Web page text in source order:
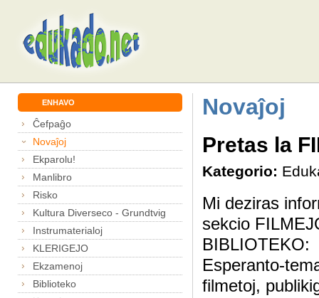
ENHAVO
Ĉefpaĝo
Novaĵoj
Ekparolu!
Manlibro
Risko
Kultura Diverseco - Grundtvig
Instrumaterialoj
KLERIGEJO
Ekzamenoj
Biblioteko
Novaĵoj
Pretas la
Kategorio:
Mi deziras
sekcio
BIBLIOTEKO:
Esperanto-
filmetoj,